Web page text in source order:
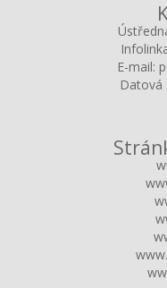
E-mail:
Datová